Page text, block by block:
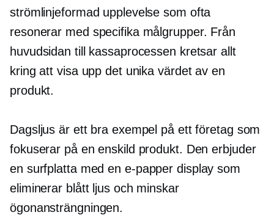
strömlinjeformad upplevelse som ofta
resonerar med specifika målgrupper. Från
huvudsidan till kassaprocessen kretsar allt
kring att visa upp det unika värdet av en
produkt.
Dagsljus är ett bra exempel på ett företag som
fokuserar på en enskild produkt. Den erbjuder
en surfplatta med en e-papper display som
eliminerar blått ljus och minskar
ögonansträngningen.